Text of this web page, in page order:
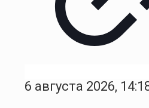
6 августа 2026,